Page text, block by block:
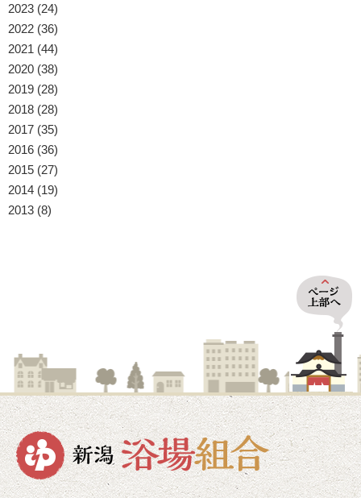
2023 (24)
2022 (36)
2021 (44)
2020 (38)
2019 (28)
2018 (28)
2017 (35)
2016 (36)
2015 (27)
2014 (19)
2013 (8)